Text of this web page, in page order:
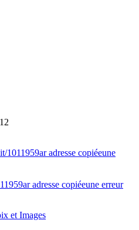
1011959aradresse copiéeune
adresse copiéeune erreur
et Images